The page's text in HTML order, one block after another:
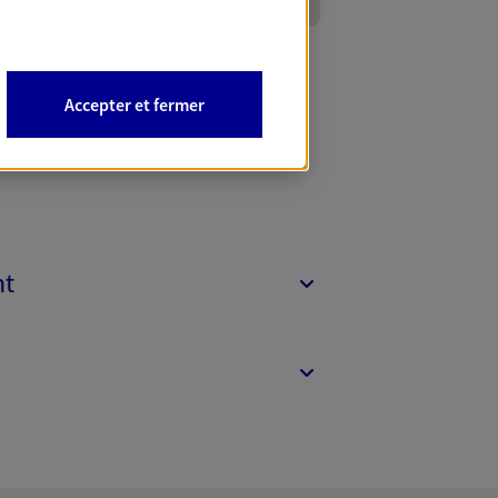
Accepter et fermer